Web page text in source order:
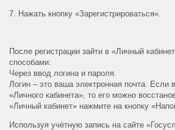
7. Нажать кнопку «Зарегистрироваться».
После регистрации зайти в «Личный
способами:
Через ввод логина и пароля.
Логин – это ваша электронная почта. Если
«Личного кабинета», то его можно
«Личный кабинет» нажмите на кнопку
Используя учётную запись на сайте